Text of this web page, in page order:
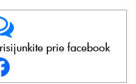
prie facebook